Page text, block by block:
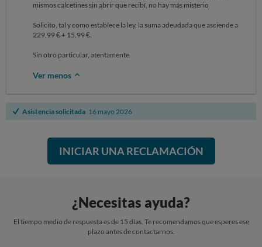
mismos calcetines sin abrir que recibí, no hay más misterio
Solicito, tal y como establece la ley, la suma adeudada que asciende a
229,99 € + 15,99 €.
Sin otro particular, atentamente.
Ver menos
Asistencia solicitada 16 mayo 2026
INICIAR UNA RECLAMACIÓN
¿Necesitas ayuda?
El tiempo medio de respuesta es de 15 días. Te recomendamos que esperes ese
plazo antes de contactarnos.